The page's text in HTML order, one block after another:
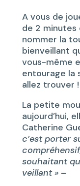
A vous de
de 2 minutes
nommer la
bienveillant
vous-même
entourage la
allez trouver !
La petite
aujourd’hui,
Catherine
c’est porter
souhaitant
veillant » –